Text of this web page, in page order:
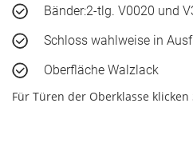
Bänder:2-tlg. V0020 und
Schloss wahlweise in
Oberfläche Walzlack
Für Türen der Oberklasse klicken